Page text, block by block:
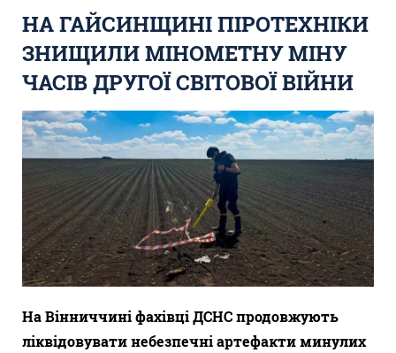
НА ГАЙСИНЩИНІ ПІРОТЕХНІКИ
ЗНИЩИЛИ МІНОМЕТНУ МІНУ
ЧАСІВ ДРУГОЇ СВІТОВОЇ ВІЙНИ
На Вінниччині фахівці ДСНС продовжують
ліквідовувати небезпечні артефакти минулих